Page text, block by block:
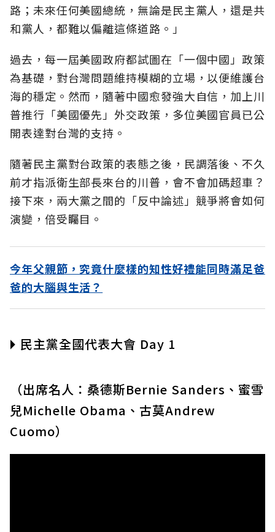
路；未來任何美國總統，無論是民主黨人，還是共
和黨人，都難以偏離這條道路。」
過去，每一屆美國政府都試圖在「一個中國」政策
為基礎，對台灣問題維持模糊的立場，以便維護台
海的穩定。然而，隨著中國愈發強大自信，加上川
普推行「美國優先」外交政策，多位美國官員已公
開表達對台灣的支持。
隨著民主黨對台政策的表態之後，民調落後、不久
前才指派衛生部長來台的川普，會不會加碼超車？
接下來，兩大黨之間的「反中論述」競爭將會如何
演變，倍受矚目。
今年父親節，究竟什麼樣的知性好禮能同時滿足爸
爸的大腦與生活？
🞂 民主黨全國代表大會 Day 1
（出席名人：桑德斯Bernie Sanders、蜜雪
兒Michelle Obama、古莫Andrew
Cuomo）